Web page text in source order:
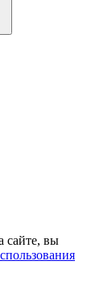
сайте, вы